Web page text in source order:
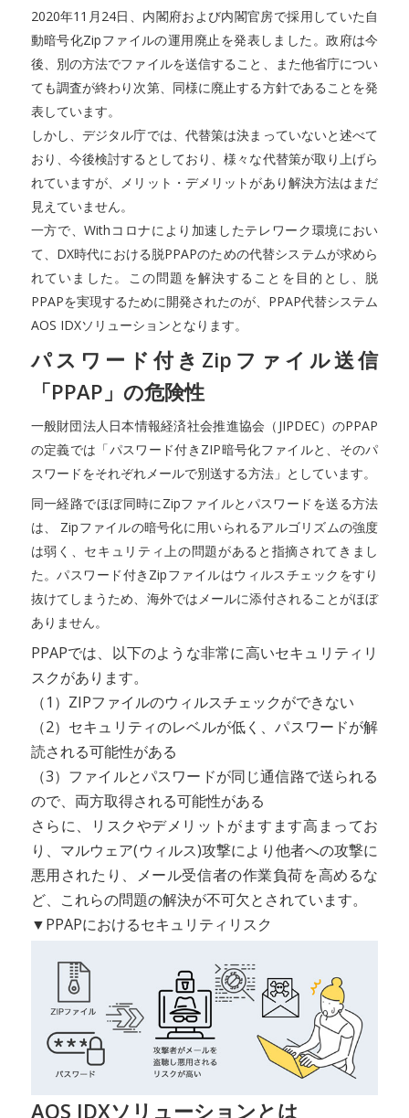
2020年11月24日、内閣府および内閣官房で採用していた自
動暗号化Zipファイルの運用廃止を発表しました。政府は今
後、別の方法でファイルを送信すること、また他省庁につい
ても調査が終わり次第、同様に廃止する方針であることを発
表しています。
しかし、デジタル庁では、代替策は決まっていないと述べて
おり、今後検討するとしており、様々な代替策が取り上げら
れていますが、メリット・デメリットがあり解決方法はまだ
見えていません。
一方で、Withコロナにより加速したテレワーク環境におい
て、DX時代における脱PPAPのための代替システムが求めら
れていました。この問題を解決することを目的とし、脱
PPAPを実現するために開発されたのが、PPAP代替システム
AOS IDXソリューションとなります。
パスワード付きZipファイル送信
「PPAP」の危険性
一般財団法人日本情報経済社会推進協会（JIPDEC）のPPAP
の定義では「パスワード付きZIP暗号化ファイルと、そのパ
スワードをそれぞれメールで別送する方法」としています。
同一経路でほぼ同時にZipファイルとパスワードを送る方法
は、 Zipファイルの暗号化に用いられるアルゴリズムの強度
は弱く、セキュリティ上の問題があると指摘されてきまし
た。パスワード付きZipファイルはウィルスチェックをすり
抜けてしまうため、海外ではメールに添付されることがほぼ
ありません。
PPAPでは、以下のような非常に高いセキュリティリ
スクがあります。
（1）ZIPファイルのウィルスチェックができない
（2）セキュリティのレベルが低く、パスワードが解
読される可能性がある
（3）ファイルとパスワードが同じ通信路で送られる
ので、両方取得される可能性がある
さらに、リスクやデメリットがますます高まってお
り、マルウェア(ウィルス)攻撃により他者への攻撃に
悪用されたり、メール受信者の作業負荷を高めるな
ど、これらの問題の解決が不可欠とされています。
▼PPAPにおけるセキュリティリスク
AOS IDXソリューションとは